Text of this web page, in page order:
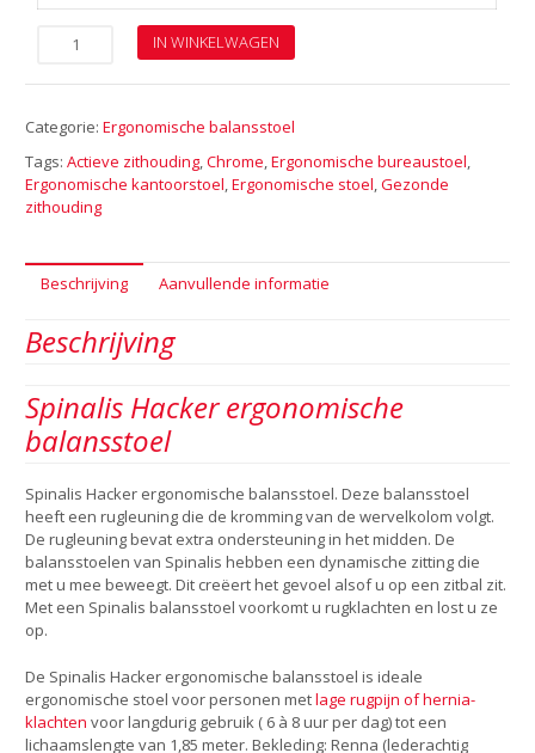
Spinalis
Hacker
balansstoel
IN WINKELWAGEN
Categorie:Ergonomische balansstoel
Tags:Actieve zithouding,Chrome,Ergonomische bureaustoel,
Ergonomische kantoorstoel,Ergonomische stoel,Gezonde
zithouding
Beschrijving Aanvullende informatie
Beschrijving
Spinalis Hacker ergonomische
balansstoel
Spinalis Hacker ergonomische balansstoel. Deze balansstoel
heeft een rugleuning die de kromming van de wervelkolom volgt.
De rugleuning bevat extra ondersteuning in het midden. De
balansstoelen van Spinalis hebben een dynamische zitting die
met u mee beweegt. Dit creëert het gevoel alsof u op een zitbal zit.
Met een Spinalis balansstoel voorkomt u rugklachten en lost u ze
op.
De Spinalis Hacker ergonomische balansstoel is ideale
ergonomische stoel voor personen metlage rugpijn of hernia-
klachten voor langdurig gebruik ( 6 à 8 uur per dag) tot een
lichaamslengte van 1,85 meter. Bekleding: Renna (lederachtig